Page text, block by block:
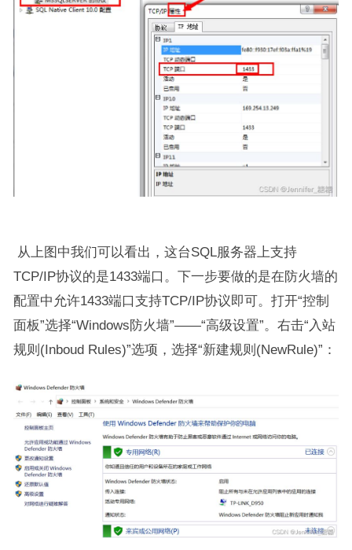
从上图中我们可以看出，这台SQL服务器上支持
TCP/IP协议的是1433端口。下一步要做的是在防火墙的
配置中允许1433端口支持TCP/IP协议即可。打开“控制
面板”选择“Windows防火墙”——“高级设置”。右击“入站
规则(Inboud Rules)”选项，选择“新建规则(NewRule)”：